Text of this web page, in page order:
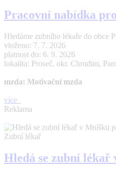
Pracovní nabídka
Hledáme zubního lékaře do obce
vloženo: 7. 7. 2026
platnost do: 6. 9. 2026
lokalita: Proseč, okr. Chrudim,
mzda: Motivační mzda
více
Reklama
Zubní lékař
Hledá se zubní